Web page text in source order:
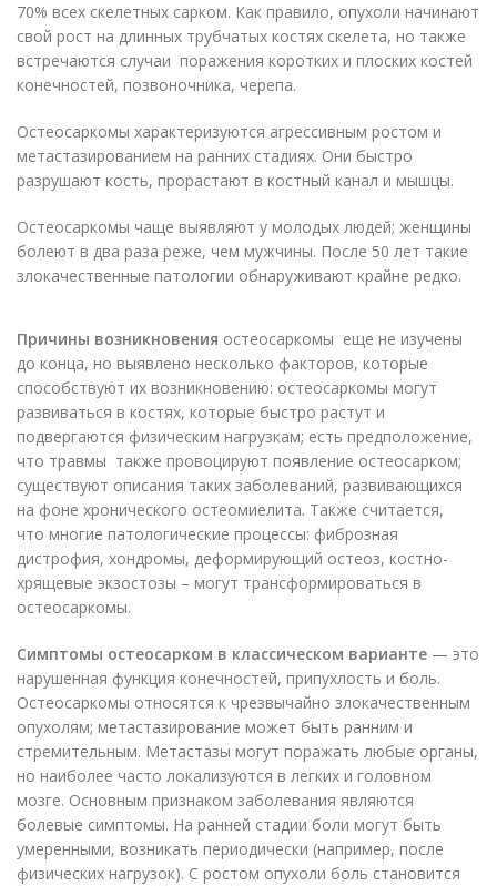
70% всех скелетных сарком. Как правило, опухоли начинают
свой рост на длинных трубчатых костях скелета, но также
встречаются случаи поражения коротких и плоских костей
конечностей, позвоночника, черепа.
Остеосаркомы характеризуются агрессивным ростом и
метастазированием на ранних стадиях. Они быстро
разрушают кость, прорастают в костный канал и мышцы.
Остеосаркомы чаще выявляют у молодых людей; женщины
болеют в два раза реже, чем мужчины. После 50 лет такие
злокачественные патологии обнаруживают крайне редко.
Причины возникновения остеосаркомы еще не изучены
до конца, но выявлено несколько факторов, которые
способствуют их возникновению: остеосаркомы могут
развиваться в костях, которые быстро растут и
подвергаются физическим нагрузкам; есть предположение,
что травмы также провоцируют появление остеосарком;
существуют описания таких заболеваний, развивающихся
на фоне хронического остеомиелита. Также считается,
что многие патологические процессы: фиброзная
дистрофия, хондромы, деформирующий остеоз, костно-
хрящевые экзостозы – могут трансформироваться в
остеосаркомы.
Симптомы остеосарком в классическом варианте — это
нарушенная функция конечностей, припухлость и боль.
Остеосаркомы относятся к чрезвычайно злокачественным
опухолям; метастазирование может быть ранним и
стремительным. Метастазы могут поражать любые органы,
но наиболее часто локализуются в легких и головном
мозге. Основным признаком заболевания являются
болевые симптомы. На ранней стадии боли могут быть
умеренными, возникать периодически (например, после
физических нагрузок). С ростом опухоли боль становится